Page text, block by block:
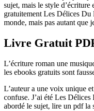
sujet, mais le style d’écriture
gratuitement Les Délices Du
monde, mais pas autant que
Livre Gratuit
L’écriture roman une
les ebooks gratuits sont
L’auteur a une voix unique
confuse. J’ai été Les
abordé le sujet, lire un pdf la